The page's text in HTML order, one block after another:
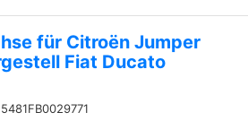
für Citroën Jumper
Fiat Ducato